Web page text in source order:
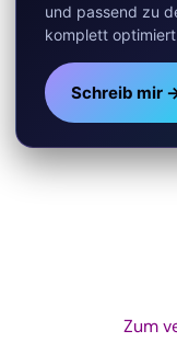
und passend zu
komplett
Schreib mir
Zum